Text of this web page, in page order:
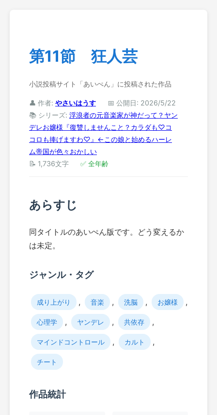
第11節 狂人芸
小説投稿サイト「あいぺん」に投稿された作品
👤 作者: やさいはうす
📅 公開日: 2026/5/22
📚 シリーズ: 浮浪者の元音楽家が神だって？ヤン
デレお嬢様『復讐しませんこと？カラダも♡コ
コロも捧げますわ♡』←この娘と始めるハーレ
ム帝国が色々おかしい
📝 1,736文字
✅ 全年齢
あらすじ
同タイトルのあいぺん版です。どう変えるか
は未定。
ジャンル・タグ
成り上がり , 音楽 , 洗脳 , お嬢様 ,
心理学 , ヤンデレ , 共依存 ,
マインドコントロール , カルト ,
チート
作品統計